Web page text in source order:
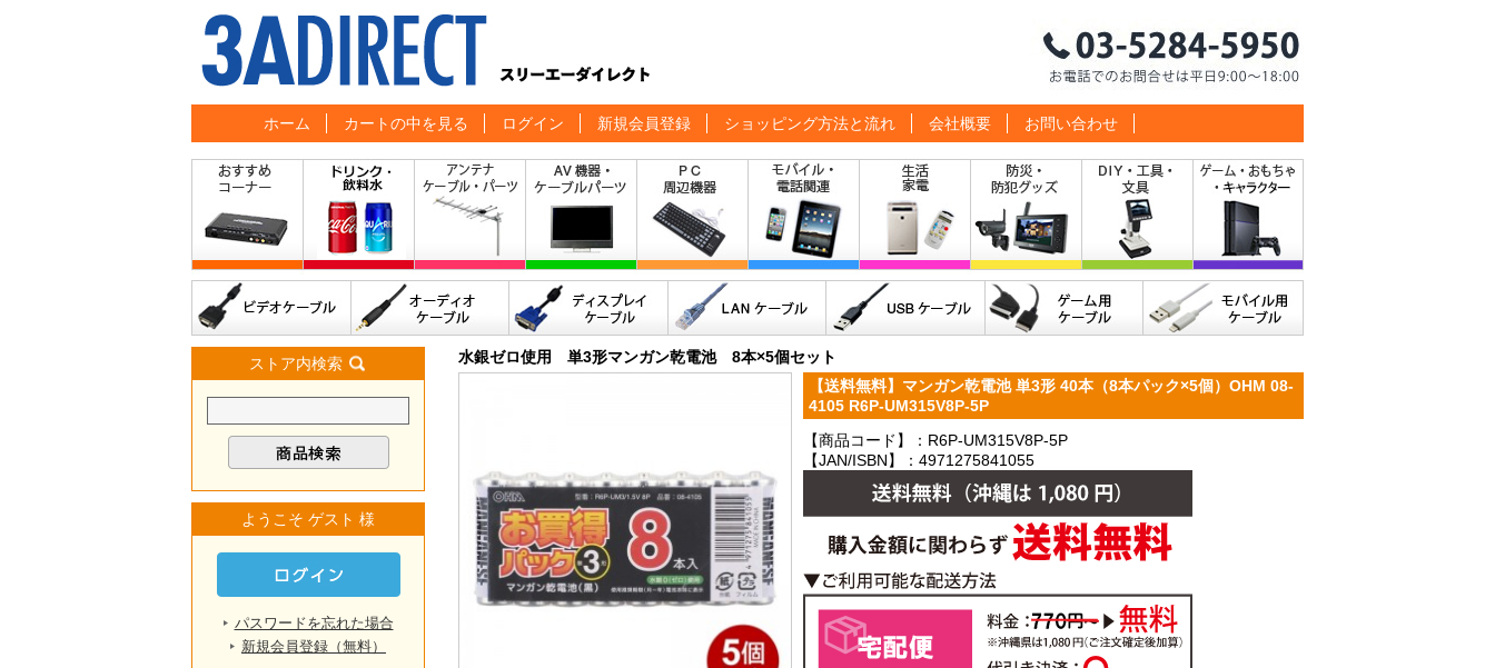
ホーム カートの中を見る ログイン 新規会員登録 ショッピング方法と流れ 会社概要 お問い合わせ
ストア内検索
ようこそ ゲスト 様
パスワードを忘れた場合
新規会員登録（無料）
水銀ゼロ使用 単3形マンガン乾電池 8本×5個セット
【送料無料】マンガン乾電池 単3形 40本（8本パック×5個）OHM 08-
4105 R6P-UM315V8P-5P
【商品コード】：R6P-UM315V8P-5P
【JAN/ISBN】：4971275841055